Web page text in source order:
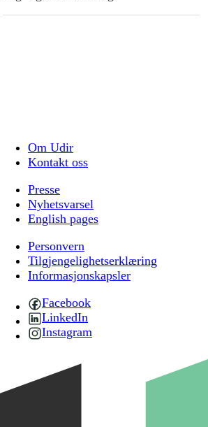
Om Udir
Kontakt oss
Presse
Nyhetsvarsel
English pages
Personvern
Tilgjengelighetserklæring
Informasjonskapsler
Facebook
LinkedIn
Instagram